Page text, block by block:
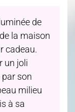
de
la maison
cadeau.
un joli
son
milieu
à sa